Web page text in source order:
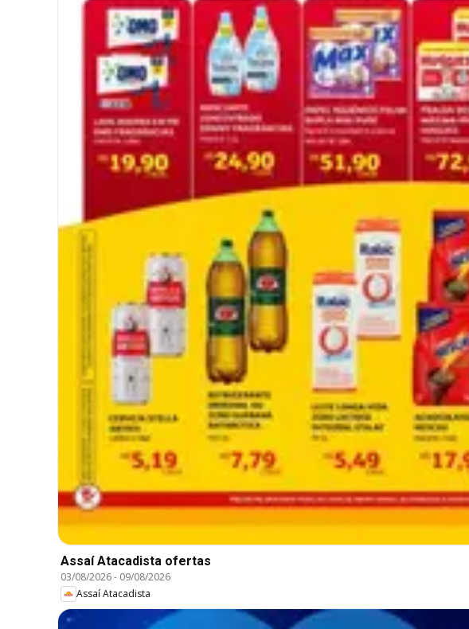
Assaí Atacadista ofertas
03/08/2026- 09/08/2026
Assaí Atacadista